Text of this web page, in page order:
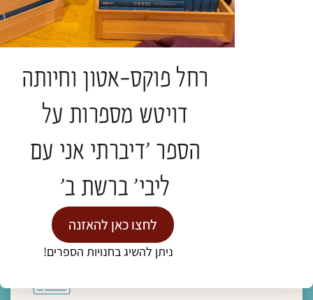
ליווי רוחני והגות
"מצאו משכן בתוך נפשותיכם, פנימה"- מסע
פואטי אל הדרך הביתה
ד"ר נעמה אושרירחל פוקס-אטון וחיותה
דויטש מספרות על
הספר 'דיברתי אני עם
ליבי' ברשת ב'
לחצו כאן להאזנה
ניתן להשיג בחנויות הספרים!